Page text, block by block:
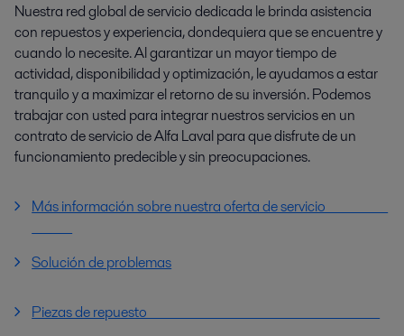
Nuestra red global de servicio dedicada le brinda asistencia
con repuestos y experiencia, dondequiera que se encuentre y
cuando lo necesite. Al garantizar un mayor tiempo de
actividad, disponibilidad y optimización, le ayudamos a estar
tranquilo y a maximizar el retorno de su inversión. Podemos
trabajar con usted para integrar nuestros servicios en un
contrato de servicio de Alfa Laval para que disfrute de un
funcionamiento predecible y sin preocupaciones.
Más información sobre nuestra oferta de servicio
Solución de problemas
Piezas de repuesto